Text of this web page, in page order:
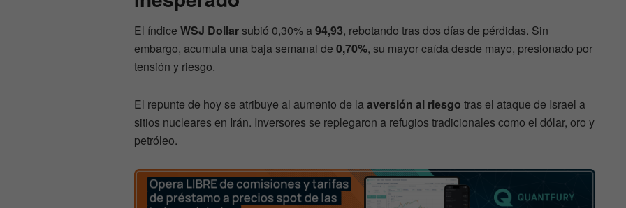
El índice WSJ Dollarsubió 0,30% a94,93, rebotando tras dos días de pérdidas. Sin
embargo, acumula una baja semanal de 0,70%, su mayor caída desde mayo, presionado por
tensión y riesgo.
El repunte de hoy se atribuye al aumento de laaversión al riesgo tras el ataque de Israel a
sitios nucleares en Irán. Inversores se replegaron a refugios tradicionales como el dólar, oro y
petróleo.